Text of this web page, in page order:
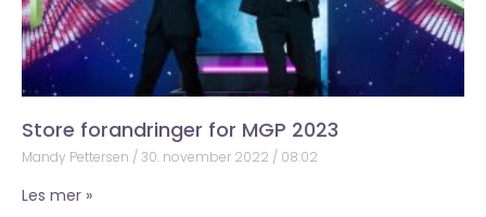
Store forandringer for MGP 2023
Mandy Pettersen 30. november 2022 08:02
Les mer »